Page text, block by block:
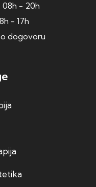
08h - 20h
- 17h
dogovoru